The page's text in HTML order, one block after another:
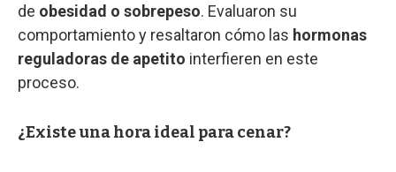
de obesidad o sobrepeso. Evaluaron su
comportamiento y resaltaron cómo las hormonas
reguladoras de apetito interfieren en este
proceso.
¿Existe una hora ideal para cenar?